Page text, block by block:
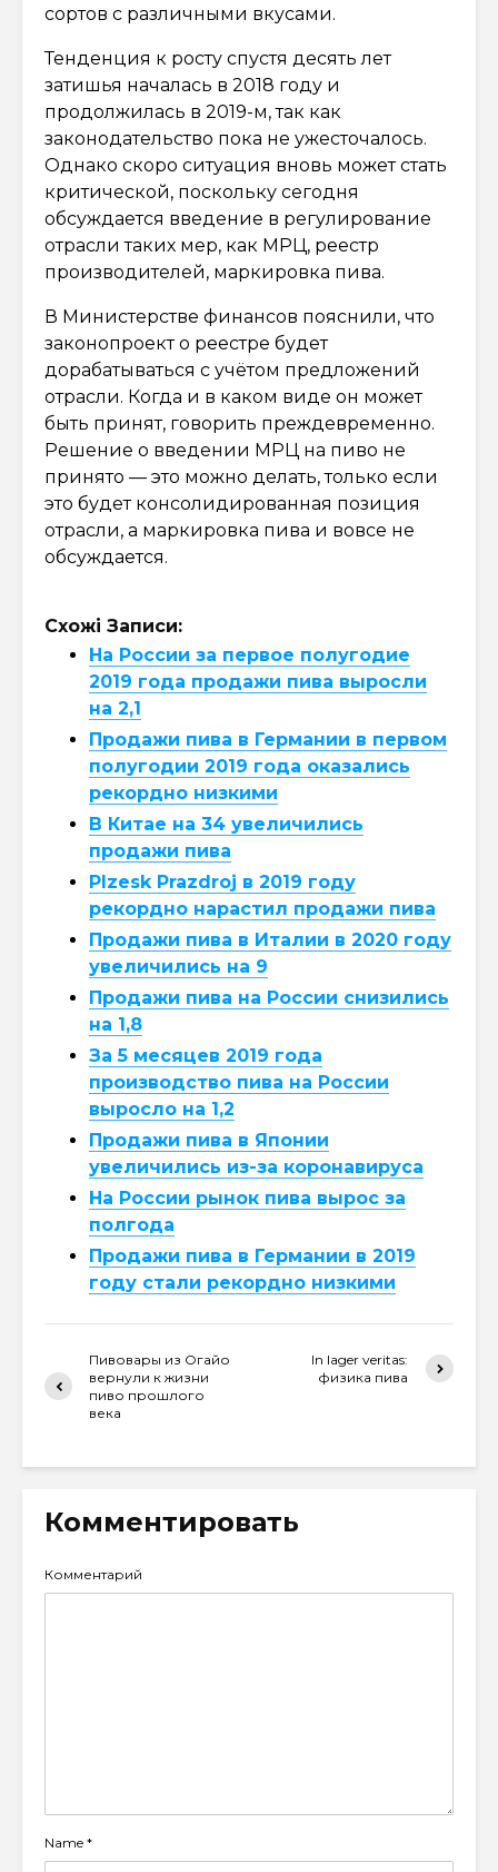
сортов с различными вкусами.
Тенденция к росту спустя десять лет
затишья началась в 2018 году и
продолжилась в 2019-м, так как
законодательство пока не ужесточалось.
Однако скоро ситуация вновь может стать
критической, поскольку сегодня
обсуждается введение в регулирование
отрасли таких мер, как МРЦ, реестр
производителей, маркировка пива.
В Министерстве финансов пояснили, что
законопроект о реестре будет
дорабатываться с учётом предложений
отрасли. Когда и в каком виде он может
быть принят, говорить преждевременно.
Решение о введении МРЦ на пиво не
принято — это можно делать, только если
это будет консолидированная позиция
отрасли, а маркировка пива и вовсе не
обсуждается.
Схожі Записи:
На России за первое полугодие
2019 года продажи пива выросли
на 2,1
Продажи пива в Германии в первом
полугодии 2019 года оказались
рекордно низкими
В Китае на 34 увеличились
продажи пива
Plzesk Prazdroj в 2019 году
рекордно нарастил продажи пива
Продажи пива в Италии в 2020 году
увеличились на 9
Продажи пива на России снизились
на 1,8
За 5 месяцев 2019 года
производство пива на России
выросло на 1,2
Продажи пива в Японии
увеличились из-за коронавируса
На России рынок пива вырос за
полгода
Продажи пива в Германии в 2019
году стали рекордно низкими
Пивовары из Огайо
вернули к жизни
пиво прошлого
века
In lager veritas:
физика пива
Комментировать
Комментарий
Name *